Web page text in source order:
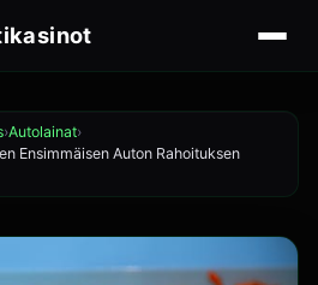
Autolainat
Ensimmäisen Auton Rahoituksen